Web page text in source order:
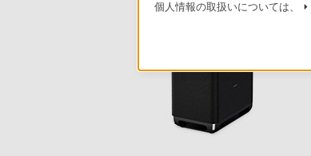
個人情報の取扱いについては、